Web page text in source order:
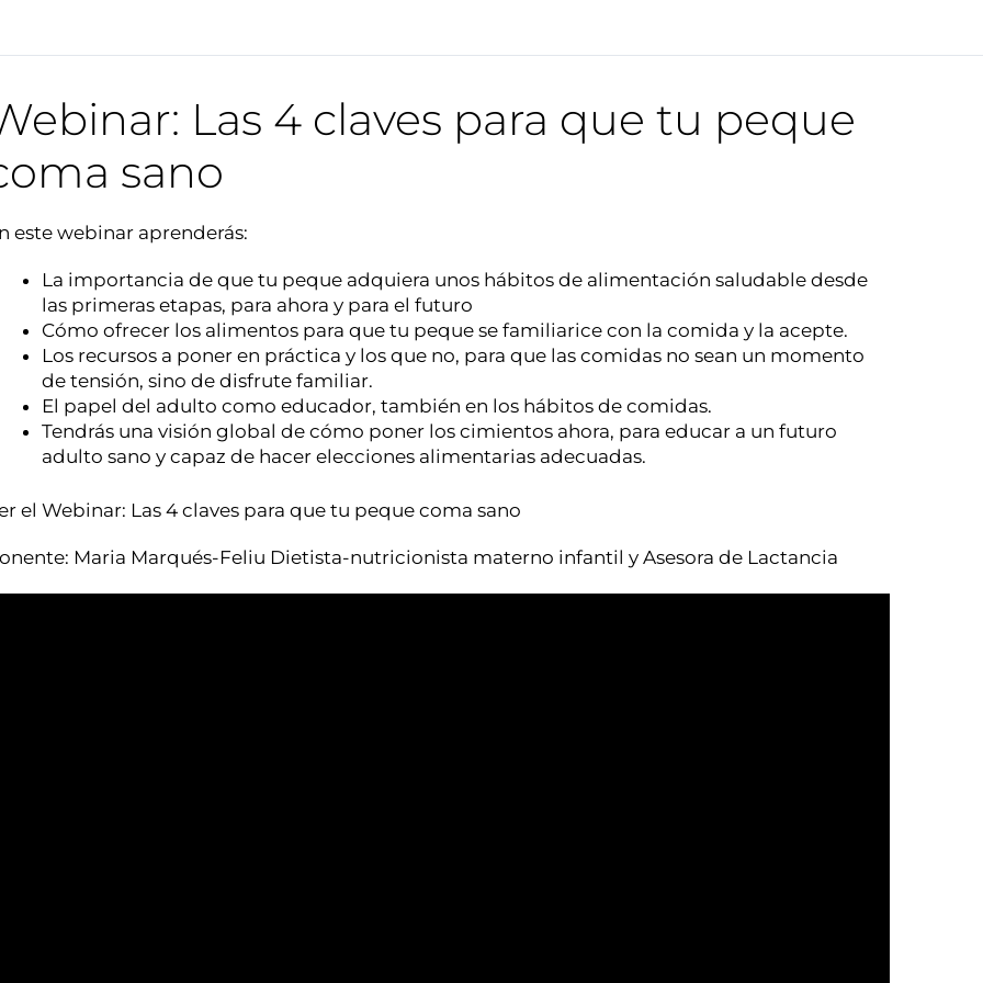
Las 4 claves para que tu peque
sano
este webinar aprenderás:
La importancia de que tu peque adquiera unos hábitos de alimentación saludable desde
las primeras etapas, para ahora y para el futuro
Cómo ofrecer los alimentos para que tu peque se familiarice con la comida y la acepte.
Los recursos a poner en práctica y los que no, para que las comidas no sean un momento
de tensión, sino de disfrute familiar.
El papel del adulto como educador, también en los hábitos de comidas.
Tendrás una visión global de cómo poner los cimientos ahora, para educar a un futuro
adulto sano y capaz de hacer elecciones alimentarias adecuadas.
el Webinar: Las 4 claves para que tu peque coma sano​
Maria Marqués-Feliu Dietista-nutricionista materno infantil y Asesora de Lactancia